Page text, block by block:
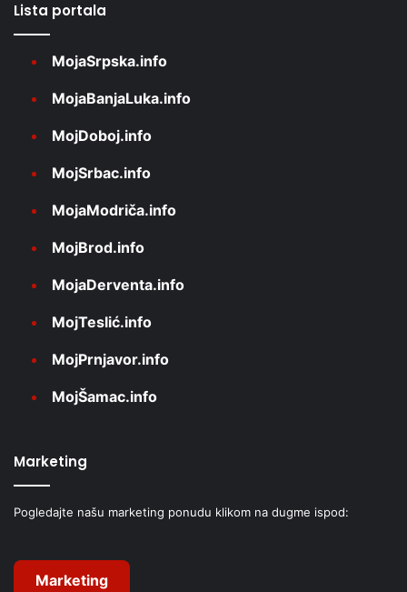
Lista portala
MojaSrpska.info
MojaBanjaLuka.info
MojDoboj.info
MojSrbac.info
MojaModriča.info
MojBrod.info
MojaDerventa.info
MojTeslić.info
MojPrnjavor.info
MojŠamac.info
Marketing
Pogledajte našu marketing ponudu klikom na dugme ispod:
Marketing